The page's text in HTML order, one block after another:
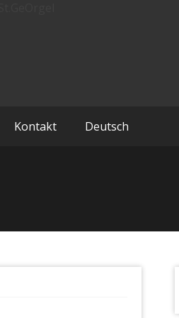
Kontakt Deutsch